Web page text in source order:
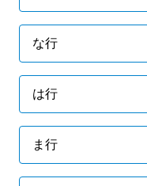
な行
は行
ま行